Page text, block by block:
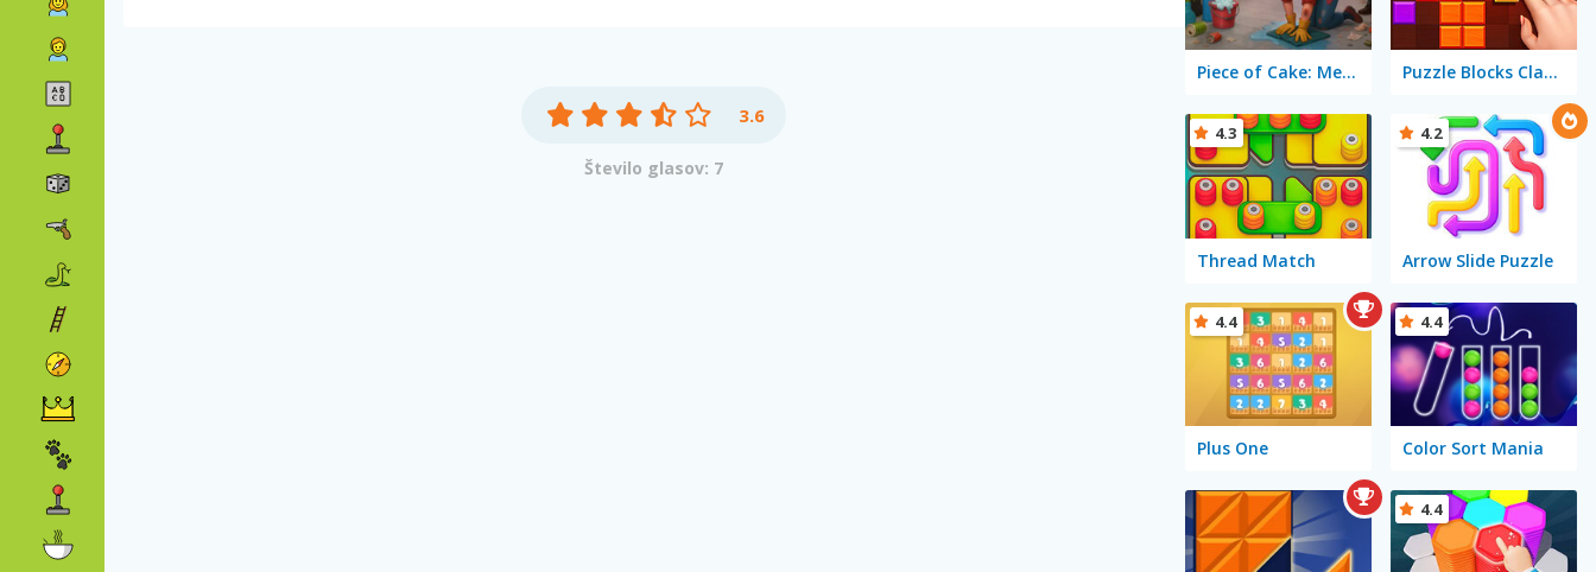
3.6
Število glasov: 7
Piece of Cake: Merge and Bake Puzzle Blocks Classic
Thread Match
4.3
Arrow Slide Puzzle
4.2
Plus One
4.4
Color Sort Mania
4.4
4.4